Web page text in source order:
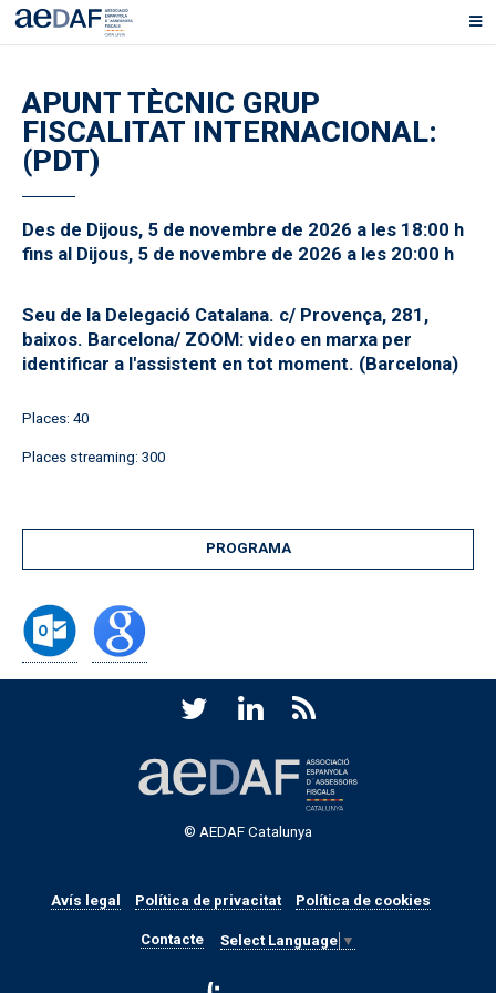
APUNT TÈCNIC GRUP
FISCALITAT INTERNACIONAL:
(PDT)
Des de Dijous, 5 de novembre de 2026 a les 18:00 h
fins al Dijous, 5 de novembre de 2026 a les 20:00 h
Seu de la Delegació Catalana. c/ Provença, 281,
baixos. Barcelona/ ZOOM: video en marxa per
identificar a l'assistent en tot moment. (Barcelona)
Places: 40
Places streaming: 300
PROGRAMA
© AEDAF Catalunya
Avís legal Política de privacitat Política de cookies
Contacte Select Language ▼